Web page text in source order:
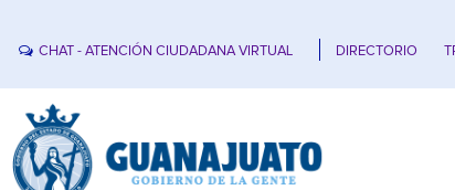
CHAT - ATENCIÓN CIUDADANA VIRTUAL DIRECTORIO